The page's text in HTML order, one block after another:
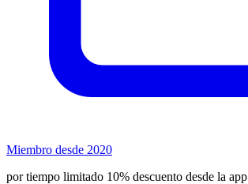
Miembro desde 2020
por tiempo limitado 10% descuento desde la app